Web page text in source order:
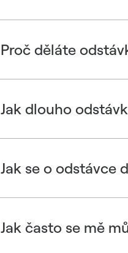
Proč děláte
Jak dlouho
Jak se o odstávce
Jak často se mě